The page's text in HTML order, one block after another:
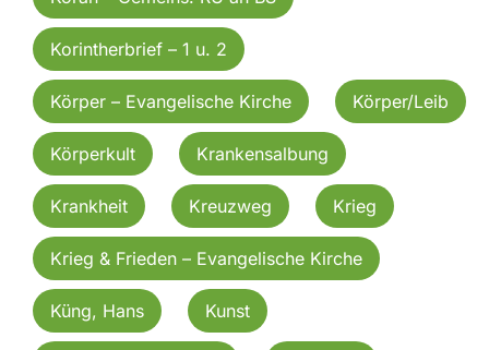
Korintherbrief – 1 u. 2
Körper – Evangelische Kirche Körper/Leib
Körperkult Krankensalbung
Krankheit Kreuzweg Krieg
Krieg & Frieden – Evangelische Kirche
Küng, Hans Kunst